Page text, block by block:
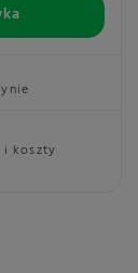
i koszty